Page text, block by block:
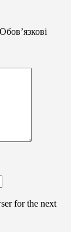
Обов’язкові
for the next